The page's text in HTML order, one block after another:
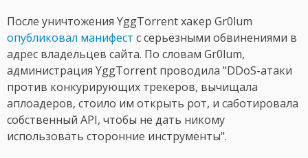
После уничтожения YggTorrent хакер Gr0lum
опубликовал манифест с серьёзными обвинениями в
адрес владельцев сайта. По словам Gr0lum,
администрация YggTorrent проводила "DDoS-атаки
против конкурирующих трекеров, вычищала
аплоадеров, стоило им открыть рот, и саботировала
собственный API, чтобы не дать никому
использовать сторонние инструменты".